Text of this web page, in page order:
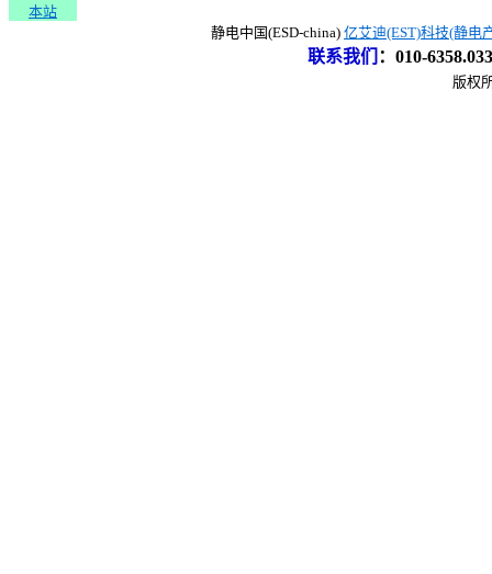
本站
静电中国(ESD-china) 亿艾迪(EST)科技(静电
联系我们 ： 010-
版权